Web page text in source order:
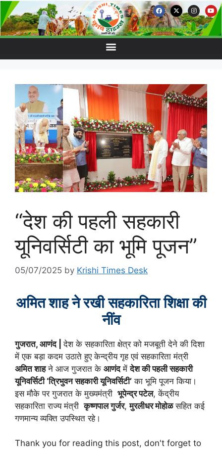
“देश की पहली सहकारी
यूनिवर्सिटी का भूमि पूजन”
05/07/2025 by Krishi Times Desk
अमित शाह ने रखी सहकारिता शिक्षा की
नींव
गुजरात, आणंद |देश के सहकारिता क्षेत्र को मजबूती देने की दिशा
में एक बड़ा कदम उठाते हुए केन्द्रीय गृह एवं सहकारिता मंत्री
अमित शाहने आज गुजरात के आणंदमेंदेश की पहली सहकारी
यूनिवर्सिटी ‘त्रिभुवन सहकारी यूनिवर्सिटी’ का भूमि पूजन किया।
इस मौके पर गुजरात के मुख्यमंत्री भूपेन्द्र पटेल, केंद्रीय
सहकारिता राज्य मंत्रीकृष्णपाल गुर्जर,मुरलीधर मोहोळसहित कई
गणमान्य व्यक्ति उपस्थित रहे।
Thank you for reading this post, don't forget to